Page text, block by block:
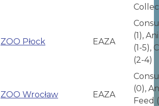
ZOO Płock EAZA
(1),
(1-5),
(2-4)
ZOO Wrocław EAZA
(0),
Feed